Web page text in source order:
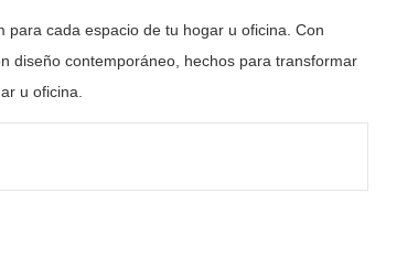
para cada espacio de tu hogar u oficina. Con
diseño contemporáneo, hechos para transformar
u oficina.